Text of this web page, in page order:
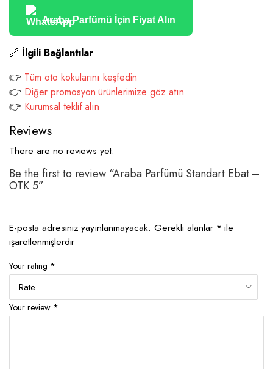
Araba Parfümü İçin Fiyat Alın
🔗 İlgili Bağlantılar
👉 Tüm oto kokularını keşfedin
👉 Diğer promosyon ürünlerimize göz atın
👉 Kurumsal teklif alın
Reviews
There are no reviews yet.
Be the first to review “Araba Parfümü Standart Ebat –
OTK 5”
E-posta adresiniz yayınlanmayacak. Gerekli alanlar * ile
işaretlenmişlerdir
Your rating *
Your review *